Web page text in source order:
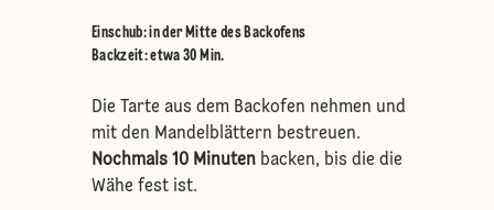
Einschub:in der Mitte des Backofens
Backzeit: etwa 30 Min.
Die Tarte aus dem Backofen nehmen und
mit den Mandelblättern bestreuen.
Nochmals 10 Minutenbacken, bis die die
Wähe fest ist.